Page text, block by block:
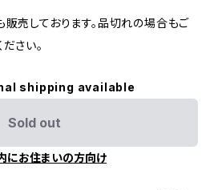
売しております。品切れの場合もご
さい。
shipping available
Sold out
にお住まいの方向け